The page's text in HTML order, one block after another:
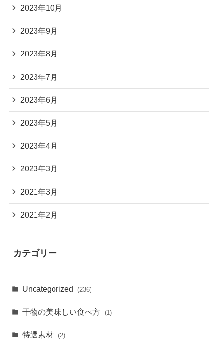
2023年10月
2023年9月
2023年8月
2023年7月
2023年6月
2023年5月
2023年4月
2023年3月
2021年3月
2021年2月
カテゴリー
Uncategorized (236)
干物の美味しい食べ方 (1)
特選素材 (2)